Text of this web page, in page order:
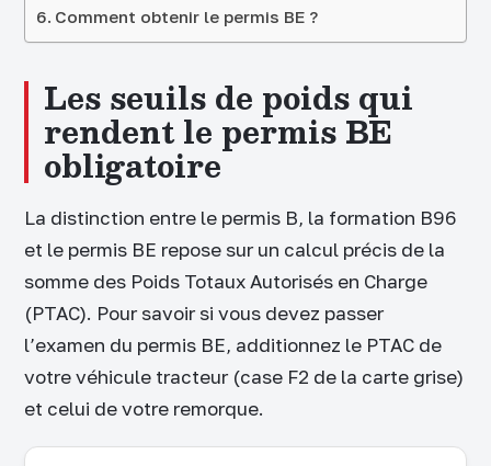
Comment obtenir le permis BE ?
Les seuils de poids qui
rendent le permis BE
obligatoire
La distinction entre le permis B, la formation B96
et le permis BE repose sur un calcul précis de la
somme des Poids Totaux Autorisés en Charge
(PTAC). Pour savoir si vous devez passer
l’examen du permis BE, additionnez le PTAC de
votre véhicule tracteur (case F2 de la carte grise)
et celui de votre remorque.